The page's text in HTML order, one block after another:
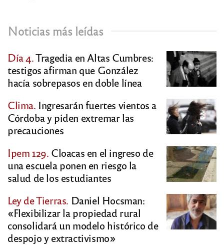
Noticias más leídas
Día 4.Tragedia en Altas Cumbres:
testigos afirman que González
hacía sobrepasos en doble línea
Clima. Ingresarán fuertes vientos a
Córdoba y piden extremar las
precauciones
Ipem 129. Cloacas en el ingreso de
una escuela ponen en riesgo la
salud de los estudiantes
Ley de Tierras. Daniel Hocsman:
«Flexibilizar la propiedad rural
consolidará un modelo histórico de
despojo y extractivismo»